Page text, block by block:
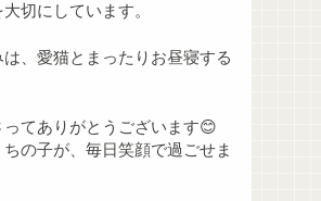
切にしています。
は、愛猫とまったりお昼寝する
てありがとうございます😊
の子が、毎日笑顔で過ごせま